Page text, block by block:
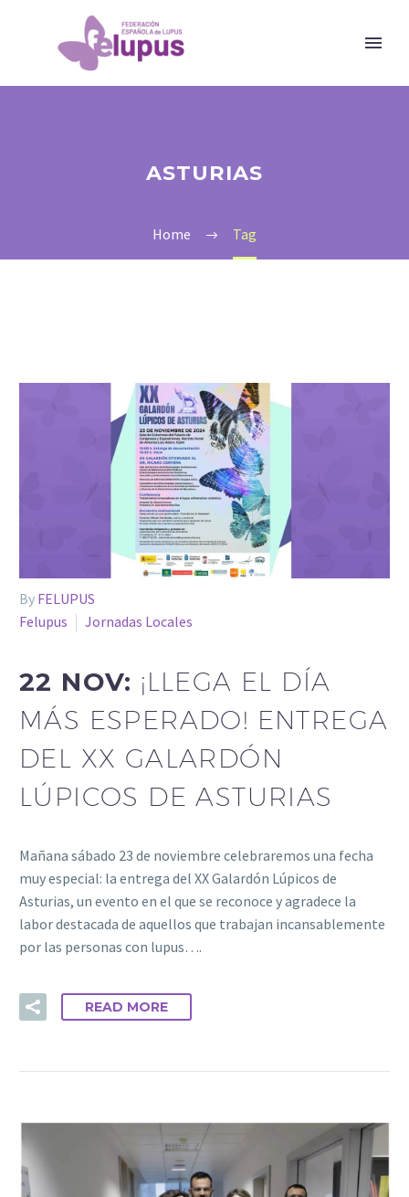
ASTURIAS
Home Tag
By FELUPUS
Felupus
Jornadas Locales
22 NOV: ¡LLEGA EL DÍA
MÁS ESPERADO! ENTREGA
DEL XX GALARDÓN
LÚPICOS DE ASTURIAS
Mañana sábado 23 de noviembre celebraremos una fecha
muy especial: la entrega del XX Galardón Lúpicos de
Asturias, un evento en el que se reconoce y agradece la
labor destacada de aquellos que trabajan incansablemente
por las personas con lupus….
READ MORE